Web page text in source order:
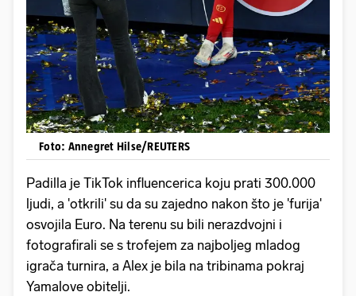
Foto: Annegret Hilse/REUTERS
Padilla je TikTok influencerica koju prati 300.000
ljudi, a 'otkrili' su da su zajedno nakon što je 'furija'
osvojila Euro. Na terenu su bili nerazdvojni i
fotografirali se s trofejem za najboljeg mladog
igrača turnira, a Alex je bila na tribinama pokraj
Yamalove obitelji.